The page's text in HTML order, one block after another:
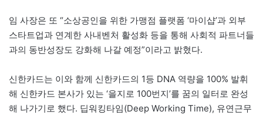
임 사장은 또 “소상공인을 위한 가맹점 플랫폼 ‘마이샵’과 외부
스타트업과 연계한 사내벤처 활성화 등을 통해 사회적 파트너들
과의 동반성장도 강화해 나갈 예정”이라고 밝혔다.
신한카드는 이와 함께 신한카드의 1등 DNA 역량을 100% 발휘
해 신한카드 본사가 있는 ‘을지로 100번지’를 꿈의 일터로 완성
해 나가기로 했다. 딥워킹타임(Deep Working Time), 유연근무